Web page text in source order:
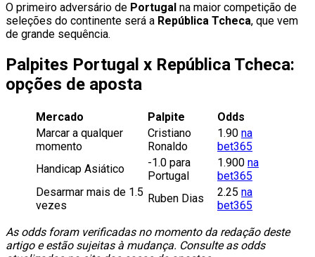
O primeiro adversário de Portugal na maior competição de
seleções do continente será a República Tcheca, que vem
de grande sequência.
Palpites Portugal x República Tcheca:
opções de aposta
Mercado Palpite
Odds
Marcar a qualquer
momento
Cristiano
Ronaldo
1.90 na
bet365
Handicap Asiático
-1.0 para
Portugal
1.900 na
bet365
Desarmar mais de 1.5
vezes
Ruben Dias 2.25 na
bet365
As odds foram verificadas no momento da redação deste
artigo e estão sujeitas à mudança. Consulte as odds